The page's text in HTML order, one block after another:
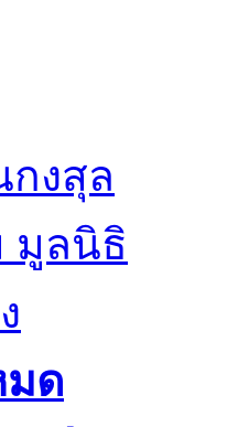
งสุล
มูลนิธิ
มด